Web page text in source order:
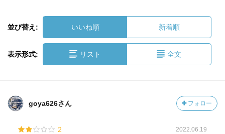
並び替え: いいね順 新着順
表示形式: リスト 全文
goya626さん フォロー
2 2022.06.19